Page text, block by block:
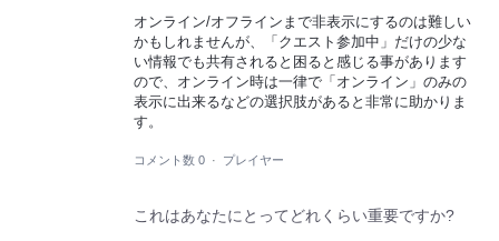
オンライン/オフラインまで非表示にするのは難しい
かもしれませんが、「クエスト参加中」だけの少な
い情報でも共有されると困ると感じる事があります
ので、オンライン時は一律で「オンライン」のみの
表示に出来るなどの選択肢があると非常に助かりま
す。
コメント数 0 · プレイヤー
これはあなたにとってどれくらい重要ですか?